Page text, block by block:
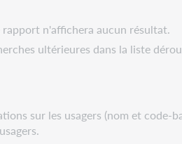
n'affichera aucun résultat.
ultérieures dans la liste
sur les usagers (nom et code-